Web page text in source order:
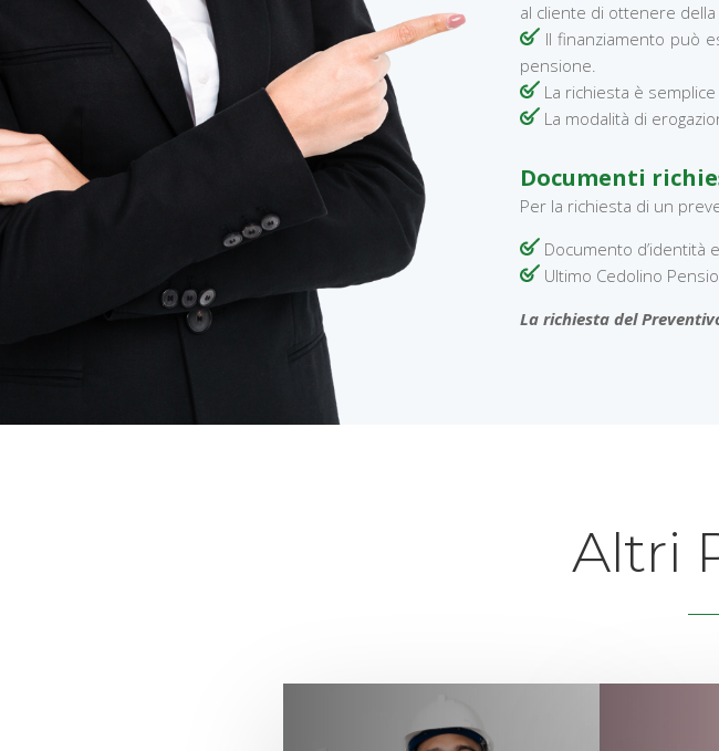
al cliente di ottenere della
Il finanziamento può
pensione.
La richiesta è
La modalità di
Documenti
Per la richiesta di un
Documento d’identità
Ultimo Cedolino
La richiesta del
Altri